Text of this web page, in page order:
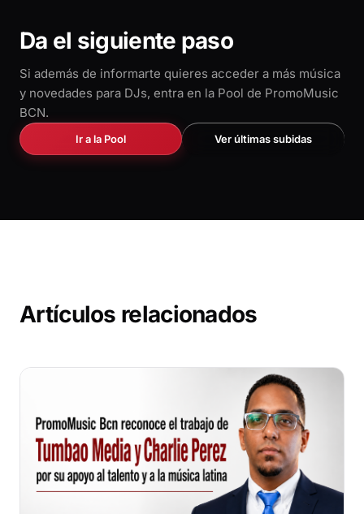
Da el siguiente paso
Si además de informarte quieres acceder a más música
y novedades para DJs, entra en la Pool de PromoMusic
BCN.
Ir a la Pool Ver últimas subidas
Artículos relacionados